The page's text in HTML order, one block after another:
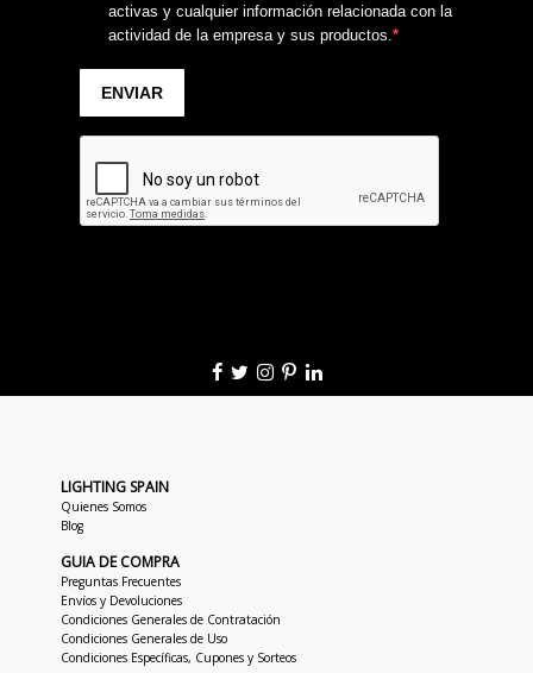
LIGHTING SPAIN
Quienes Somos
Blog
GUIA DE COMPRA
Preguntas Frecuentes
Envíos y Devoluciones
Condiciones Generales de Contratación
Condiciones Generales de Uso
Condiciones Específicas, Cupones y Sorteos